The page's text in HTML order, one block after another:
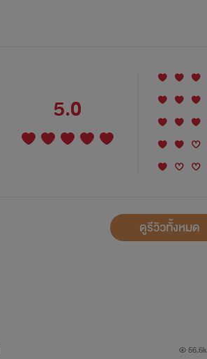
5.0
ดูรีวิวทั้งหมด
56.6k